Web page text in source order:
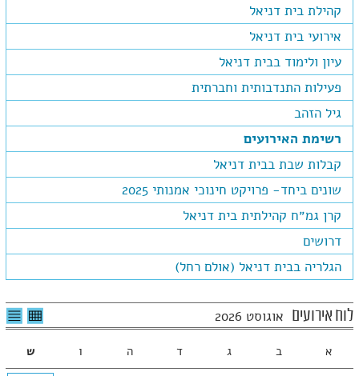
קהילת בית דניאל
אירועי בית דניאל
עיון ולימוד בבית דניאל
פעילות התנדבותית וחברתית
גיל הזהב
רשימת האירועים
קבלות שבת בבית דניאל
שונים ביחד- פרויקט חינוכי אמנותי 2025
קרן גמ״ח קהילתית בית דניאל
דרושים
הגלריה בבית דניאל (אולם רחל)
לוח אירועים אוגוסט 2026 לצפיה
בטבלה
א ב ג ד ה ו
ש